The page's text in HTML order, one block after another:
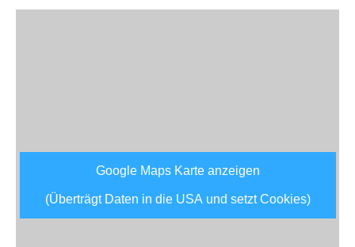
Google Maps Karte anzeigen
(Überträgt Daten in die USA und setzt Cookies)